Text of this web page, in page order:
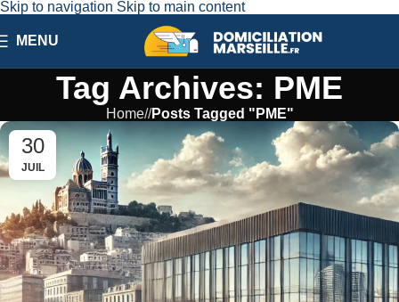
Skip to navigation Skip to main content
MENU
Tag Archives: PME
Home/ Posts Tagged "PME"
30
JUIL